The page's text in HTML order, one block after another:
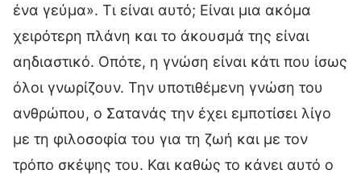
ένα γεύμα». Τι είναι αυτό; Είναι μια ακόμα
χειρότερη πλάνη και το άκουσμά της είναι
αηδιαστικό. Οπότε, η γνώση είναι κάτι που ίσως
όλοι γνωρίζουν. Την υποτιθέμενη γνώση του
ανθρώπου, ο Σατανάς την έχει εμποτίσει λίγο
με τη φιλοσοφία του για τη ζωή και με τον
τρόπο σκέψης του. Και καθώς το κάνει αυτό ο